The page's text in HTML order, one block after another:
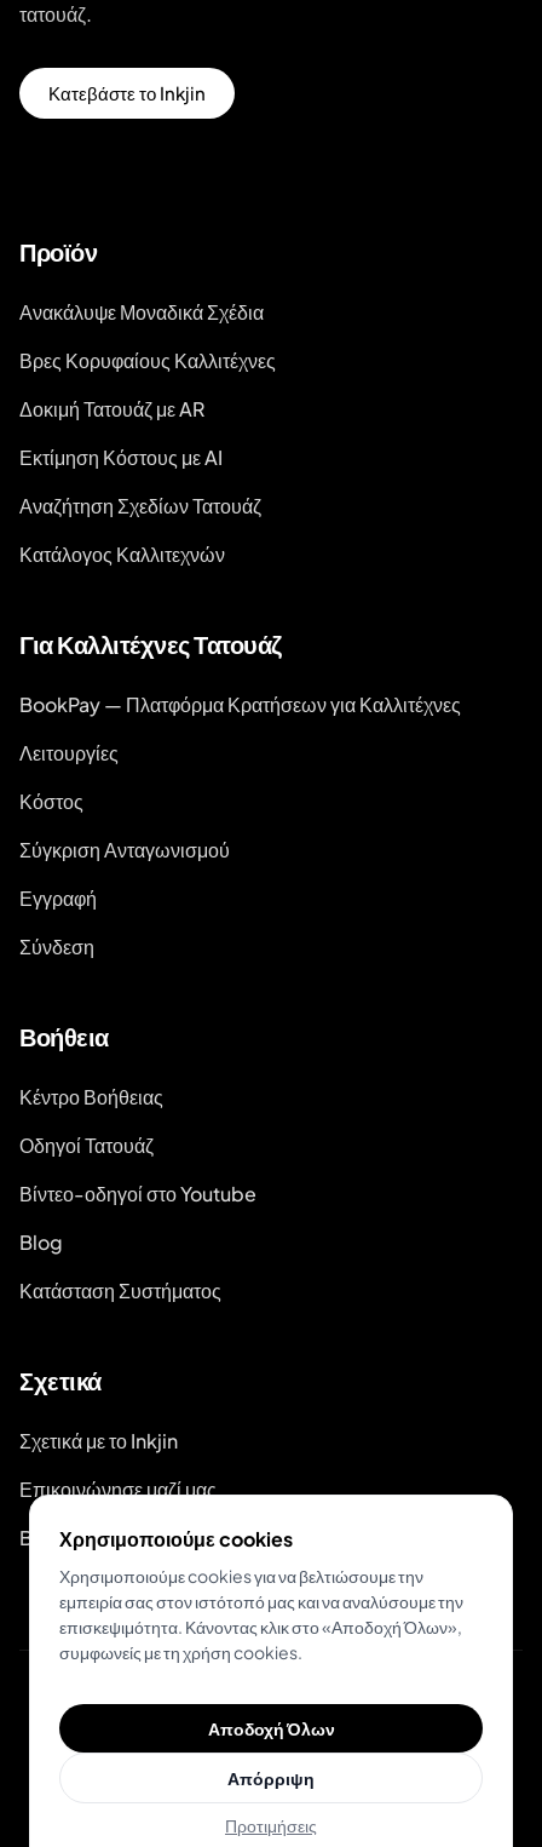
τατουάζ.
Κατεβάστε το Inkjin
Προϊόν
Ανακάλυψε Μοναδικά Σχέδια
Βρες Κορυφαίους Καλλιτέχνες
Δοκιμή Τατουάζ με AR
Εκτίμηση Κόστους με AI
Αναζήτηση Σχεδίων Τατουάζ
Κατάλογος Καλλιτεχνών
Για Καλλιτέχνες Τατουάζ
BookPay — Πλατφόρμα Κρατήσεων για Καλλιτέχνες
Λειτουργίες
Κόστος
Σύγκριση Ανταγωνισμού
Εγγραφή
Σύνδεση
Βοήθεια
Κέντρο Βοήθειας
Οδηγοί Τατουάζ
Βίντεο-οδηγοί στο Youtube
Blog
Κατάσταση Συστήματος
Σχετικά
Σχετικά με το Inkjin
Επικοινώνησε μαζί μας
Branding Kit
© 2026 Inkjin
Πολιτική ΑπορρήτουΌροι Χρήσης
Χρησιμοποιούμε cookies
Χρησιμοποιούμε cookies για να βελτιώσουμε την
εμπειρία σας στον ιστότοπό μας και να αναλύσουμε την
επισκεψιμότητα. Κάνοντας κλικ στο «Αποδοχή Όλων»,
συμφωνείς με τη χρήση cookies.
Αποδοχή Όλων
Απόρριψη
Προτιμήσεις